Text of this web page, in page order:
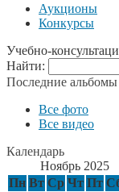
Аукционы
Конкурсы
Учебно-
Найти:
Последние альбомы
Все фото
Все видео
Календарь
Ноябрь 2025
Пн Вт Ср Чт Пт